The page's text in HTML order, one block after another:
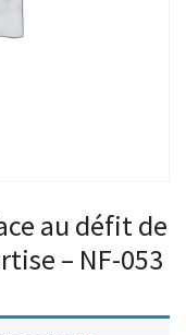
au défit de
– NF-053